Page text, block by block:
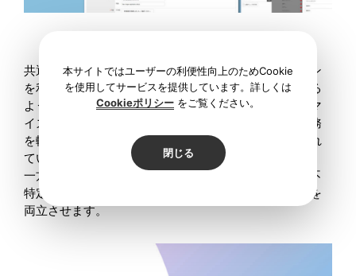
共通ID機能やシングルサインオン機能などのオプション
を利用し、社内ポータルからスムーズにアクセスできる
ように設定が可能です。更に人事マスタ連携のカスタマ
イズ実施を行うと、人事に伴う煩雑なユーザー管理業務
を軽減でき、グローバルでの導入を行う企業様に喜ばれ
ています。
一方でダウンロード申請機能、IPアドレス制限による不
特定拠点のアクセス制御にて、利便性とセキュリティを
両立させます。
本サイトではユーザーの利便性向上のためCookie
を使用してサービスを提供しています。詳しくは
Cookieポリシー をご覧ください。
閉じる